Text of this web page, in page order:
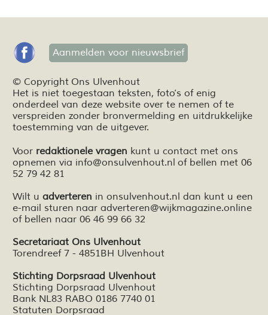
Aanmelden voor nieuwsbrief
© Copyright Ons Ulvenhout
Het is niet toegestaan teksten, foto’s of enig
onderdeel van deze website over te nemen of te
verspreiden zonder bronvermelding en uitdrukkelijke
toestemming van de uitgever.
Voor redaktionele vragen kunt u contact met ons
opnemen via info@onsulvenhout.nl of bellen met 06
52 79 42 81
Wilt u adverteren in onsulvenhout.nl dan kunt u een
e-mail sturen naar adverteren@wijkmagazine.online
of bellen naar 06 46 99 66 32
Secretariaat Ons Ulvenhout
Torendreef 7 - 4851BH Ulvenhout
Stichting Dorpsraad Ulvenhout
Stichting Dorpsraad Ulvenhout
Bank NL83 RABO 0186 7740 01
Statuten Dorpsraad